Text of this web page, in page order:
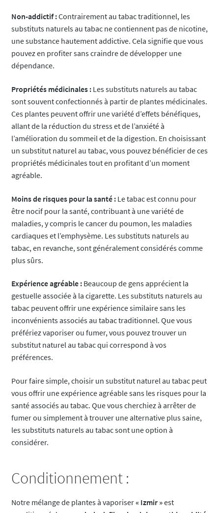
Non-addictif :Contrairement au tabac traditionnel, les
substituts naturels au tabac ne contiennent pas de nicotine,
une substance hautement addictive. Cela signifie que vous
pouvez en profiter sans craindre de développer une
dépendance.
Propriétés médicinales :Les substituts naturels au tabac
sont souvent confectionnés à partir de plantes médicinales.
Ces plantes peuvent offrir une variété d’effets bénéfiques,
allant de la réduction du stress et de l’anxiété à
l’amélioration du sommeil et de la digestion. En choisissant
un substitut naturel au tabac, vous pouvez bénéficier de ces
propriétés médicinales tout en profitant d’un moment
agréable.
Moins de risques pour la santé :Le tabac est connu pour
être nocif pour la santé, contribuant à une variété de
maladies, y compris le cancer du poumon, les maladies
cardiaques et l’emphysème. Les substituts naturels au
tabac, en revanche, sont généralement considérés comme
plus sûrs.
Expérience agréable :Beaucoup de gens apprécient la
gestuelle associée à la cigarette. Les substituts naturels au
tabac peuvent offrir une expérience similaire sans les
inconvénients associés au tabac traditionnel. Que vous
préfériez vaporiser ou fumer, vous pouvez trouver un
substitut naturel au tabac qui correspond à vos
préférences.
Pour faire simple, choisir un substitut naturel au tabac peut
vous offrir une expérience agréable sans les risques pour la
santé associés au tabac. Que vous cherchiez à arrêter de
fumer ou simplement à trouver une alternative plus saine,
les substituts naturels au tabac sont une option à
considérer.
Conditionnement :
Notre mélange de plantes à vaporiser« Izmir »est